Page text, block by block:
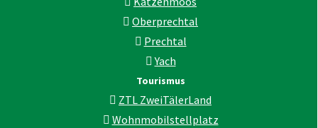
Oberprechtal
Prechtal
Yach
Tourismus
ZTL ZweiTälerLand
Wohnmobilstellplatz